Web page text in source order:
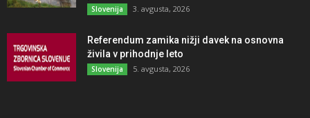
Slovenija 3. avgusta, 2026
Referendum zamika nižji davek na osnovna
živila v prihodnje leto
Slovenija 5. avgusta, 2026